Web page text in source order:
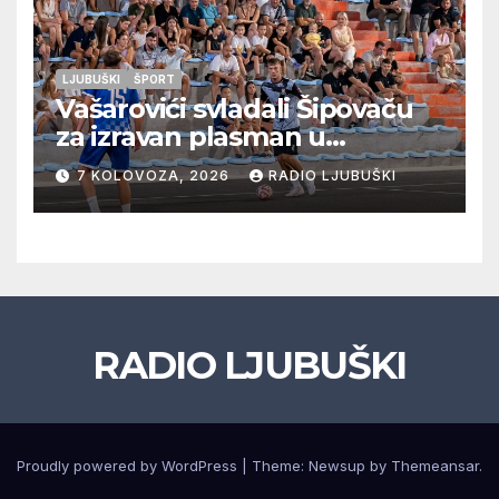
LJUBUŠKI ŠPORT
Vašarovići svladali Šipovaču
za izravan plasman u
četvrtfinale, Grab izborio
prolazak dalje, Klobuk ispao,
večeras počinje četvrtfinale
7 KOLOVOZA, 2026 RADIO LJUBUŠKI
RADIO LJUBUŠKI
Proudly powered by WordPress Theme: Newsup by Themeansar.